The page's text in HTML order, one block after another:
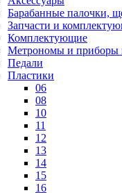
Барабанные палочки,
Запчасти и
Комплектующие
Метрономы и приборы
Педали
Пластики
06
08
10
11
12
13
14
15
16